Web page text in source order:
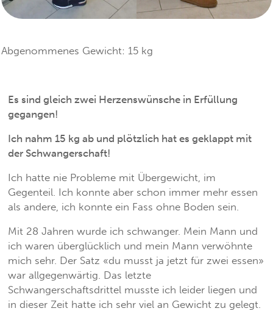
Abgenommenes Gewicht: 15kg
Es sind gleich zwei Herzenswünsche in Erfüllung
gegangen!
Ich nahm 15 kg ab und plötzlich hat es geklappt mit
der Schwangerschaft!
Ich hatte nie Probleme mit Übergewicht, im
Gegenteil. Ich konnte aber schon immer mehr essen
als andere, ich konnte ein Fass ohne Boden sein.
Mit 28 Jahren wurde ich schwanger. Mein Mann und
ich waren überglücklich und mein Mann verwöhnte
mich sehr. Der Satz «du musst ja jetzt für zwei essen»
war allgegenwärtig. Das letzte
Schwangerschaftsdrittel musste ich leider liegen und
in dieser Zeit hatte ich sehr viel an Gewicht zu gelegt.